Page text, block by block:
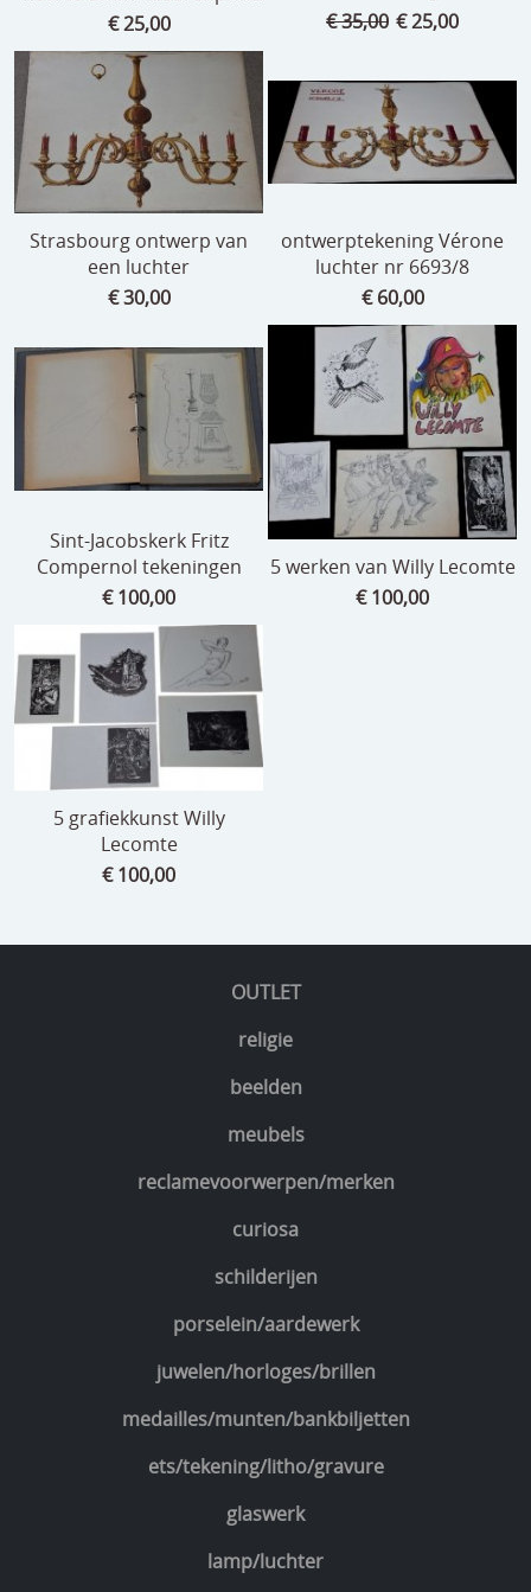
OUTLET
religie
beelden
meubels
reclamevoorwerpen/merken
curiosa
schilderijen
porselein/aardewerk
juwelen/horloges/brillen
medailles/munten/bankbiljetten
ets/tekening/litho/gravure
glaswerk
lamp/luchter
€ 25,00
€ 35,00 € 25,00
Strasbourg ontwerp van
een luchter
€ 30,00
ontwerptekening Vérone
luchter nr 6693/8
€ 60,00
Sint-Jacobskerk Fritz
Compernol tekeningen
€ 100,00
5 werken van Willy Lecomte
€ 100,00
5 grafiekkunst Willy
Lecomte
€ 100,00